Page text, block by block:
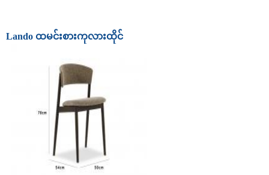
Lando ထမင်းစားကုလားထိုင်